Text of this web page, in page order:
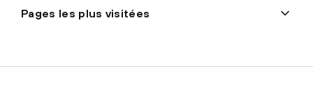
Pages les plus visitées